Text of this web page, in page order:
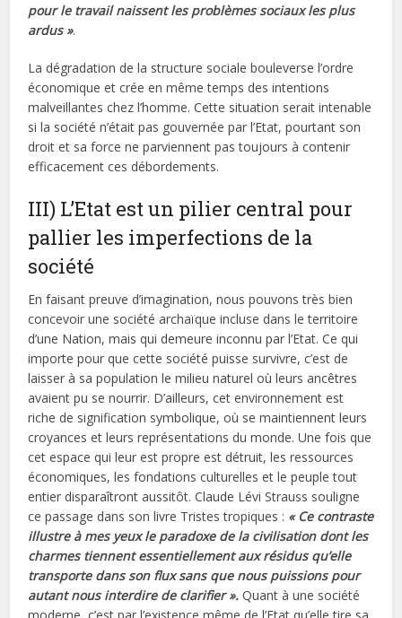
pour le travail naissent les problèmes sociaux les plus
ardus ».
La dégradation de la structure sociale bouleverse l’ordre
économique et crée en même temps des intentions
malveillantes chez l’homme. Cette situation serait intenable
si la société n’était pas gouvernée par l’Etat, pourtant son
droit et sa force ne parviennent pas toujours à contenir
efficacement ces débordements.
III) L’Etat est un pilier central pour
pallier les imperfections de la
société
En faisant preuve d’imagination, nous pouvons très bien
concevoir une société archaïque incluse dans le territoire
d’une Nation, mais qui demeure inconnu par l’Etat. Ce qui
importe pour que cette société puisse survivre, c’est de
laisser à sa population le milieu naturel où leurs ancêtres
avaient pu se nourrir. D’ailleurs, cet environnement est
riche de signification symbolique, où se maintiennent leurs
croyances et leurs représentations du monde. Une fois que
cet espace qui leur est propre est détruit, les ressources
économiques, les fondations culturelles et le peuple tout
entier disparaîtront aussitôt. Claude Lévi Strauss souligne
ce passage dans son livre Tristes tropiques : « Ce contraste
illustre à mes yeux le paradoxe de la civilisation dont les
charmes tiennent essentiellement aux résidus qu’elle
transporte dans son flux sans que nous puissions pour
autant nous interdire de clarifier ». Quant à une société